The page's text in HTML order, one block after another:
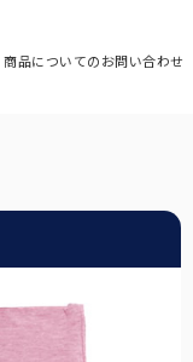
来る遮光ハット。
ます。
します。
商品についてのお問い合わせ